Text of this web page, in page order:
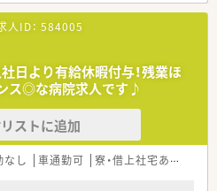
人ID： 584005
日より有給休暇付与！残業ほ
ス◎な病院求人です♪
ストに追加
なし 車通勤可 寮・借上社宅あり